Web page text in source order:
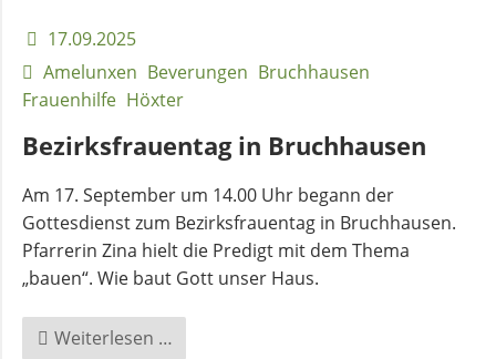
17.09.2025
Amelunxen Beverungen Bruchhausen
Frauenhilfe Höxter
Bezirksfrauentag in Bruchhausen
Am 17. September um 14.00 Uhr begann der
Gottesdienst zum Bezirksfrauentag in Bruchhausen.
Pfarrerin Zina hielt die Predigt mit dem Thema
„bauen“. Wie baut Gott unser Haus.
Weiterlesen …